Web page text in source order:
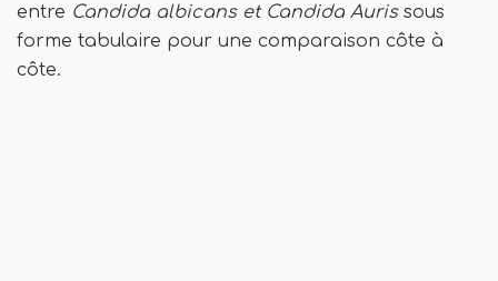
entre Candida albicans et Candida Auris sous
forme tabulaire pour une comparaison côte à
côte.